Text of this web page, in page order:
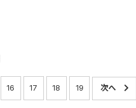
16 17 18 19